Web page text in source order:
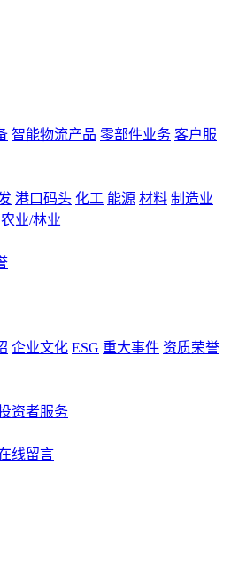
智能物流产品 零部件业务 客户服
港口码头 化工 能源 材料 制造业
农业/林业
企业文化 ESG 重大事件 资质荣誉
资者服务
线留言